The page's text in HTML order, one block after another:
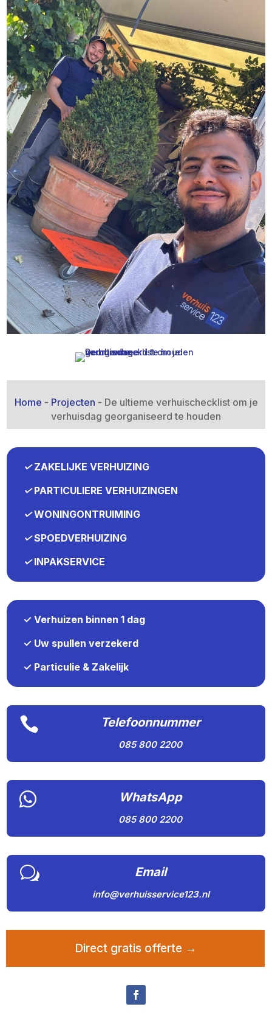
Home - Projecten - De ultieme verhuischecklist om je
verhuisdag georganiseerd te houden
✓ZAKELIJKE VERHUIZING
✓PARTICULIERE VERHUIZINGEN
✓WONINGONTRUIMING
✓SPOEDVERHUIZING
✓INPAKSERVICE
✓ Verhuizen binnen 1 dag
✓ Uw spullen verzekerd
✓ Particulie & Zakelijk
 Telefoonnummer
085 800 2200
 WhatsApp
085 800 2200
w Email
info@verhuisservice123.nl
Direct gratis offerte →